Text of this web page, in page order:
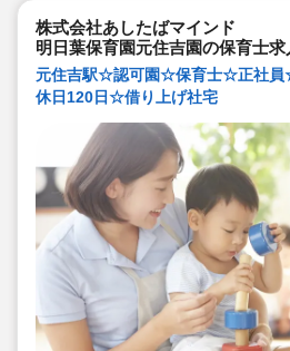
◆保育経験がない、ブラン
輩社員が徹底サポートします
◆宿舎借上げ制度活用OK！
す！
◆ベネフィットステーショ
設などの割引）
フレッシュ休暇が出ます）
◆退職金制度あり
◆職員同士の協力を大切に
い、ブランクが有る方も
ます！）
株式会社あしたばマインド
明日葉保育園元住吉園の保育士求
元住吉駅☆認可園☆保育士☆正社
休日120日☆借り上げ社宅